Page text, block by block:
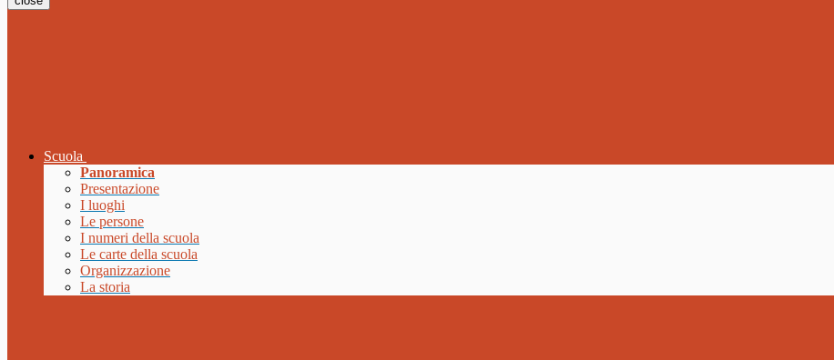
Scuola
Panoramica
Presentazione
I luoghi
Le persone
I numeri della scuola
Le carte della scuola
Organizzazione
La storia